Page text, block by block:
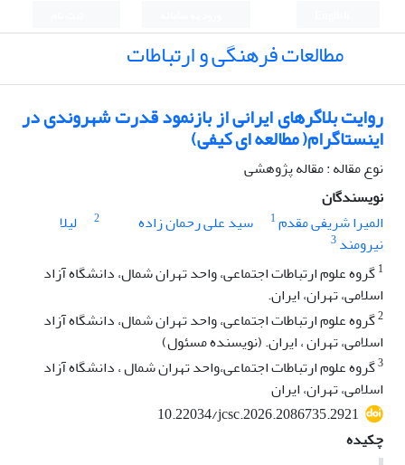
مطالعات فرهنگی و ارتباطات
روایت بلاگرهای ایرانی از بازنمود قدرت شهروندی در
اینستاگرام( مطالعه ای کیفی)
نوع مقاله : مقاله پژوهشی
نویسندگان
المیرا شریفی مقدم1 سید علی رحمان زاده 2
لیلا
نیرومند3
1گروه علوم ارتباطات اجتماعی، واحد تهران شمال، دانشگاه آزاد
اسلامی، تهران، ایران.
2گروه علوم ارتباطات اجتماعی، واحد تهران شمال، دانشگاه آزاد
اسلامی، تهران ، ایران. (نویسنده مسئول)
3گروه علوم ارتباطات اجتماعی،واحد تهران شمال ، دانشگاه آزاد
اسلامی، تهران، ایران
10.22034/jcsc.2026.2086735.2921
چکیده